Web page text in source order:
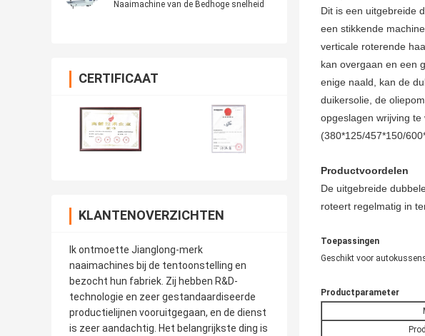
Naaimachine van de Bedhoge snelheid
CERTIFICAAT
KLANTENOVERZICHTEN
Ik ontmoette Jianglong-merk
naaimachines bij de tentoonstelling en
bezocht hun fabriek. Zij hebben R&D-
technologie en zeer gestandaardiseerde
productielijnen vooruitgegaan, en de dienst
is zeer aandachtig. Het belangrijkste ding is
Dit is een uitgebreide
een stikkende
verticale roterende
kan overgaan en een
enige naald, kan de
duikersolie, de
opgeslagen wrijving
(380*125/457*150/
Productvoordelen
De uitgebreide
roteert regelmatig in
Toepassingen
Geschikt voor
Productparameter